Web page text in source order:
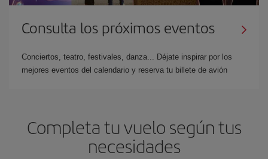
Consulta los próximos eventos
Conciertos, teatro, festivales, danza... Déjate inspirar por los
mejores eventos del calendario y reserva tu billete de avión
Completa tu vuelo según tus
necesidades